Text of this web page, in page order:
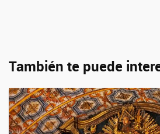
También te puede